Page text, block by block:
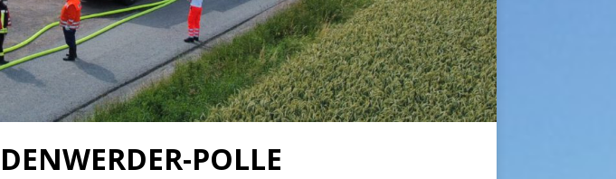
POLLE